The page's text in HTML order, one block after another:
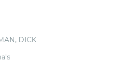
en Dick Sanderman.
DICK